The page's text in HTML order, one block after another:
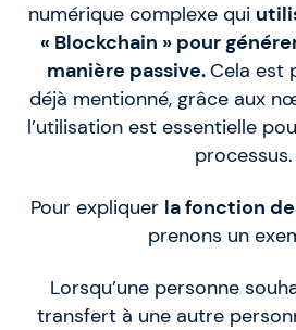
numérique complexe qui
« Blockchain » pour
manière passive.Cela est
déjà mentionné, grâce aux
l’utilisation est essentielle
processus.
Pour expliquer la fonction
prenons un
Lorsqu’une personne
transfert à une autre